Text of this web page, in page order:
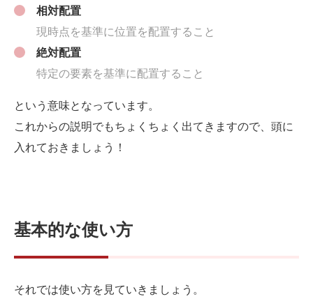
相対配置
現時点を基準に位置を配置すること
絶対配置
特定の要素を基準に配置すること
という意味となっています。
これからの説明でもちょくちょく出てきますので、頭に
入れておきましょう！
基本的な使い方
それでは使い方を見ていきましょう。